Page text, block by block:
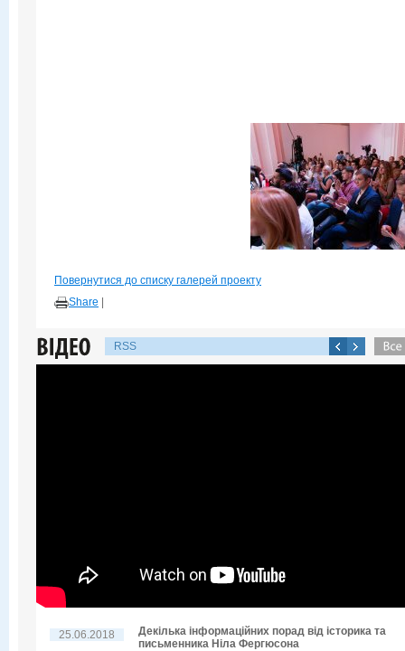
Повернутися до списку галерей проекту
Share
RSS
25.06.2018
Декілька інформаційних порад від історика та
письменника Ніла Фергюсона